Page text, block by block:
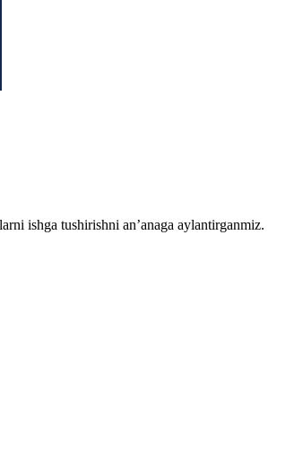
ishga tushirishni an’anaga aylantirganmiz.